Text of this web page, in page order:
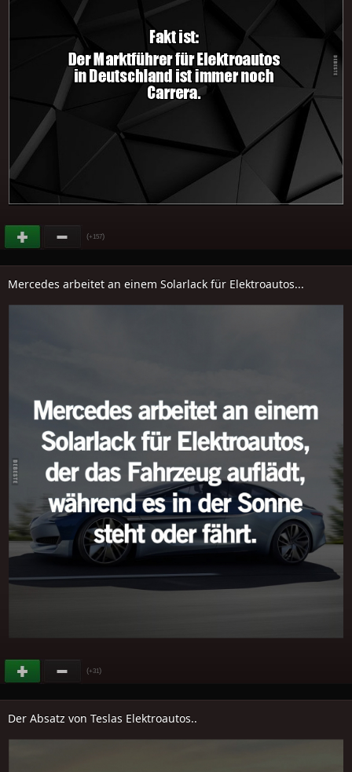
(+157)
Mercedes arbeitet an einem Solarlack für Elektroautos...
(+31)
Der Absatz von Teslas Elektroautos..